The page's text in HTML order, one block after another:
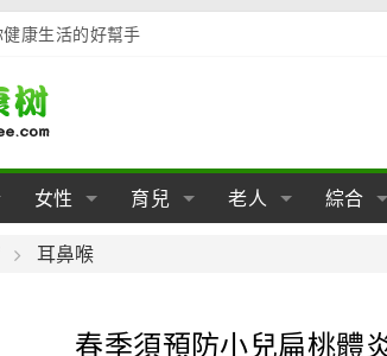
康生活的好幫手
男性早泄
男性用品 男性疾病
女性
女性乳房
女性飲食
女性生理 女性疾病
育兒
幼兒期
學前期 母
老人
老人用品
老人
綜合
亞健
耳鼻喉
春季須預防小兒扁桃體